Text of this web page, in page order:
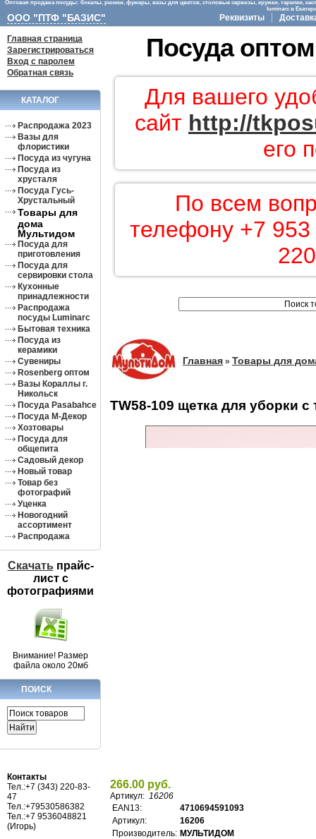
Оптовая продажа посуды: бокалы, рюмки, фужеры, вазы для цветов, столовые сервизы, кружки, тарелки,
luminarc в
ООО "ПТФ "БАЗИС" Реквизиты
Главная страница
Зарегистрироваться
Вход с паролем
Обратная связь
КАТАЛОГ
Распродажа 2023
Вазы для
флористики
Посуда из чугуна
Посуда из
хрусталя
Посуда Гусь-
Хрустальный
Товары для
дома
Мультидом
Посуда для
приготовления
Посуда для
сервировки стола
Кухонные
принадлежности
Распродажа
посуды Luminarc
Бытовая техника
Посуда из
керамики
Сувениры
Rosenberg оптом
Вазы Кораллы г.
Никольск
Посуда Pasabahce
Посуда М-Декор
Хозтовары
Посуда для
общепита
Садовый декор
Новый товар
Товар без
фотографий
Уценка
Новогодний
ассортимент
Распродажа
Скачатьпрайс-
лист c
фотографиями
Внимание! Размер
файла около 20мб
ПОИСК
Контакты
Тел.:+7 (343) 220-83-
47
Тел.:+79530586382
Тел.:+7 9536048821
(Игорь)
Посуда
Для вашего
сайт http://
его
По всем
телефону +7
Главная » Товары для
TW58-109 щетка для уборки с
266.00 руб.
Артикул: 16206
EAN13:
4710694591093
Артикул:
16206
Производитель: МУЛЬТИДОМ